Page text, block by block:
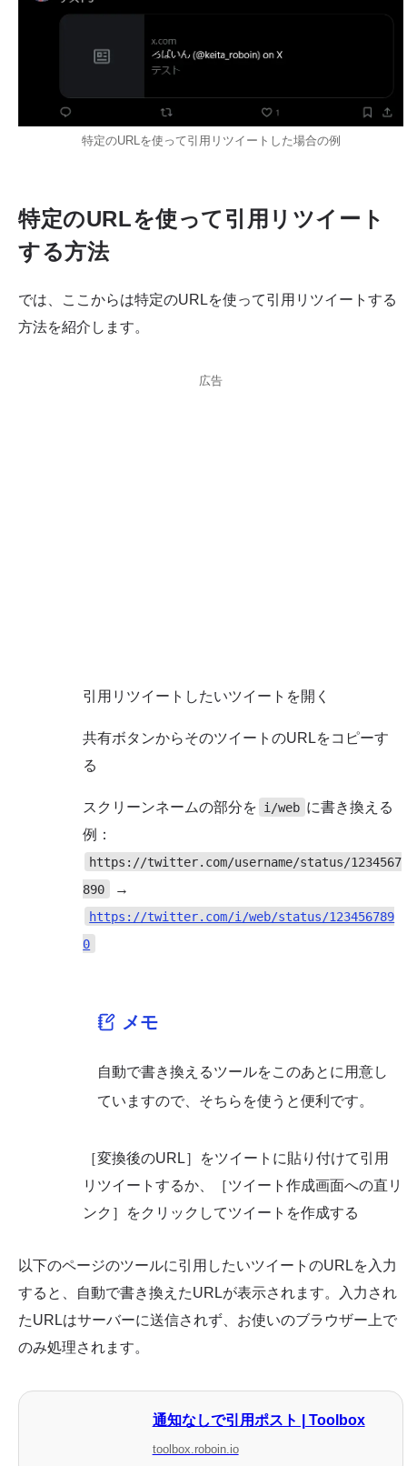
特定のURLを使って引用リツイートした場合の例
特定のURLを使って引用リツイート
する方法
では、ここからは特定のURLを使って引用リツイートする
方法を紹介します。
広告
引用リツイートしたいツイートを開く
共有ボタンからそのツイートのURLをコピーす
る
スクリーンネームの部分を i/web に書き換える
例：
https://twitter.com/username/status/1234567
890
→
https://twitter.com/i/web/status/123456789
0
メモ
自動で書き換えるツールをこのあとに用意し
ていますので、そちらを使うと便利です。
［変換後のURL］をツイートに貼り付けて引用
リツイートするか、［ツイート作成画面への直リ
ンク］をクリックしてツイートを作成する
以下のページのツールに引用したいツイートのURLを入力
すると、自動で書き換えたURLが表示されます。入力され
たURLはサーバーに送信されず、お使いのブラウザー上で
のみ処理されます。
通知なしで引用ポスト | Toolbox
toolbox.roboin.io